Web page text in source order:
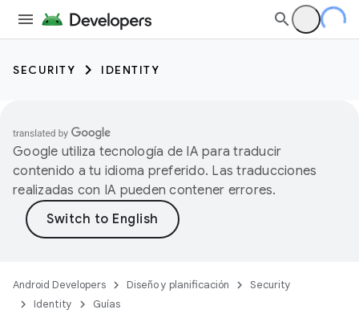
SECURITY IDENTITY
Google utiliza tecnología de IA para traducir
contenido a tu idioma preferido. Las traducciones
realizadas con IA pueden contener errores.
Android Developers Diseño y planificación
Security
Identity
Guías